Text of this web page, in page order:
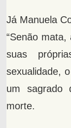
Já Manuela
“Senão
suas
sexualidade,
um
morte.